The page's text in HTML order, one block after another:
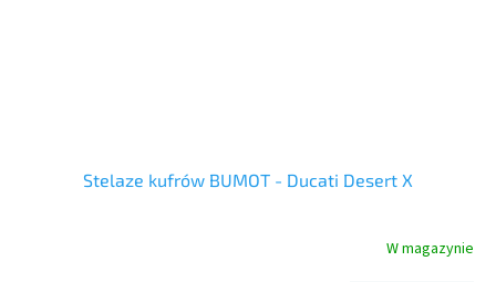
Stelaze kufrów BUMOT - Ducati Desert X
W magazynie